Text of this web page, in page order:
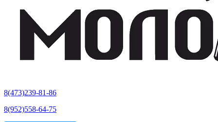
8(473)239-81-86
8(952)558-64-75